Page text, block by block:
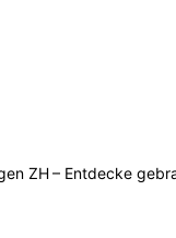
ZH – Entdecke